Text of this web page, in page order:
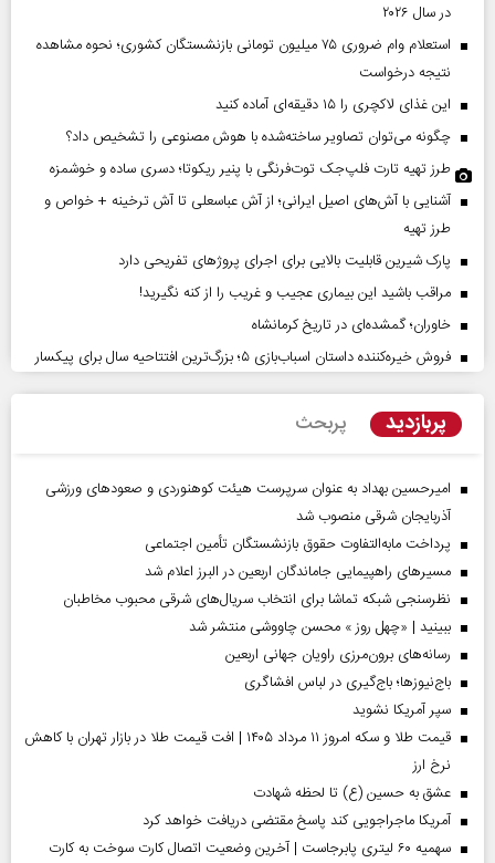
در سال ۲۰۲۶
استعلام وام ضروری ۷۵ میلیون تومانی بازنشستگان کشوری؛ نحوه مشاهده
نتیجه درخواست
این غذای لاکچری را ۱۵ دقیقه‌ای آماده کنید
چگونه می‌توان تصاویر ساخته‌شده با هوش مصنوعی را تشخیص داد؟
طرز تهیه تارت فلپ‌جک توت‌فرنگی با پنیر ریکوتا؛ دسری ساده و خوشمزه
آشنایی با آش‌های اصیل ایرانی؛ از آش عباسعلی تا آش ترخینه + خواص و
طرز تهیه
پارک شیرین قابلیت‌ بالایی برای اجرای پروژهای تفریحی دارد
مراقب باشید این بیماری عجیب و غریب را از کنه نگیرید!
خاوران؛ گمشده‌ای در تاریخ کرمانشاه
فروش خیره‌کننده داستان اسباب‌بازی ۵؛ بزرگ‌ترین افتتاحیه سال برای پیکسار
پربازدید پربحث
امیرحسین بهداد به عنوان سرپرست هیئت کوهنوردی و صعودهای ورزشی
آذربایجان شرقی منصوب شد
پرداخت مابه‌التفاوت حقوق بازنشستگان تأمین اجتماعی
مسیر‌های راهپیمایی جاماندگان اربعین در البرز اعلام شد
نظرسنجی شبکه تماشا برای انتخاب سریال‌های شرقی محبوب مخاطبان
ببینید | «چهل روز » محسن چاووشی منتشر شد
رسانه‌های برون‌مرزی راویان جهانی اربعین
باج‌نیوزها؛ باج‌گیری در لباس افشاگری
سپر آمریکا نشوید
قیمت طلا و سکه امروز ۱۱ مرداد ۱۴۰۵ | افت قیمت طلا در بازار تهران با کاهش
نرخ ارز
عشق به حسین (ع) تا لحظه شهادت
آمریکا ماجراجویی کند پاسخ مقتضی دریافت خواهد کرد
سهمیه ۶۰ لیتری پابرجاست | آخرین وضعیت اتصال کارت سوخت به کارت